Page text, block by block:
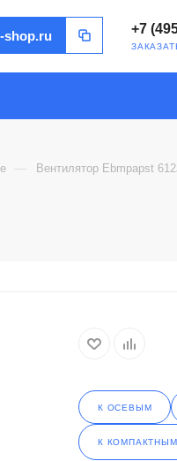
shop.ru +7
— Вентилятор Ebmpapst
К ОСЕВЫМ
К